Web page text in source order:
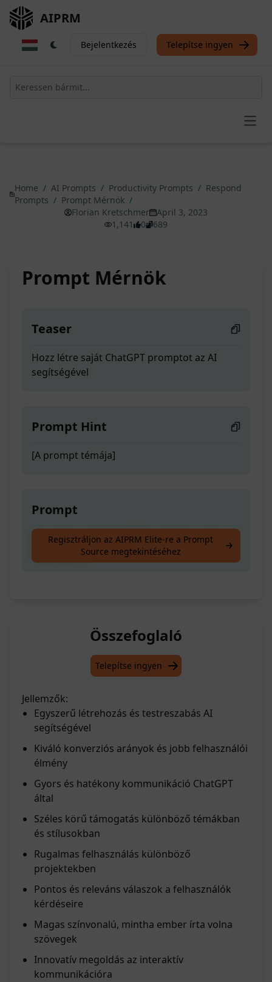
AIPRM
Bejelentkezés Telepítse ingyen
Home / AI Prompts / Productivity Prompts / Respond
Prompts / Prompt Mérnök /
Florian Kretschmer
April 3, 2023
1,141
0 689
Prompt Mérnök
Teaser
Hozz létre saját ChatGPT promptot az AI
segítségével
Prompt Hint
[A prompt témája]
Prompt
Hozz létre saját ChatGPT promptot az AI
segítségével
Regisztráljon az AIPRM Elite-re a Prompt
Source megtekintéséhez
Összefoglaló
Telepítse ingyen
Jellemzők:
Egyszerű létrehozás és testreszabás AI
segítségével
Kiváló konverziós arányok és jobb felhasználói
élmény
Gyors és hatékony kommunikáció ChatGPT
által
Széles körű támogatás különböző témákban
és stílusokban
Rugalmas felhasználás különböző
projektekben
Pontos és releváns válaszok a felhasználók
kérdéseire
Magas színvonalú, mintha ember írta volna
szövegek
Innovatív megoldás az interaktív
kommunikációra